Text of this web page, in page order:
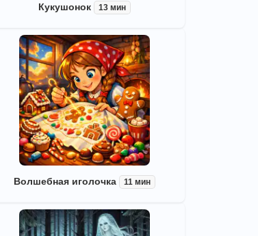
Кукушонок 13 мин
Волшебная иголочка 11 мин